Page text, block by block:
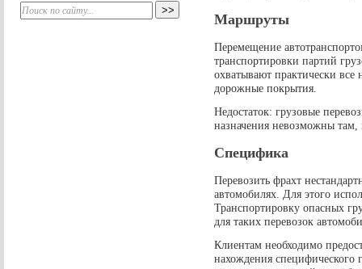
Маршруты
Перемещение
транспортировки партий
охватывают практически
дорожные покрытия.
Недостаток: грузовые
назначения невозможны там,
Специфика
Перевозить фрахт
автомобилях. Для этого
Транспортировку опасных
для таких перевозок
Клиентам необходимо
нахождения специфического